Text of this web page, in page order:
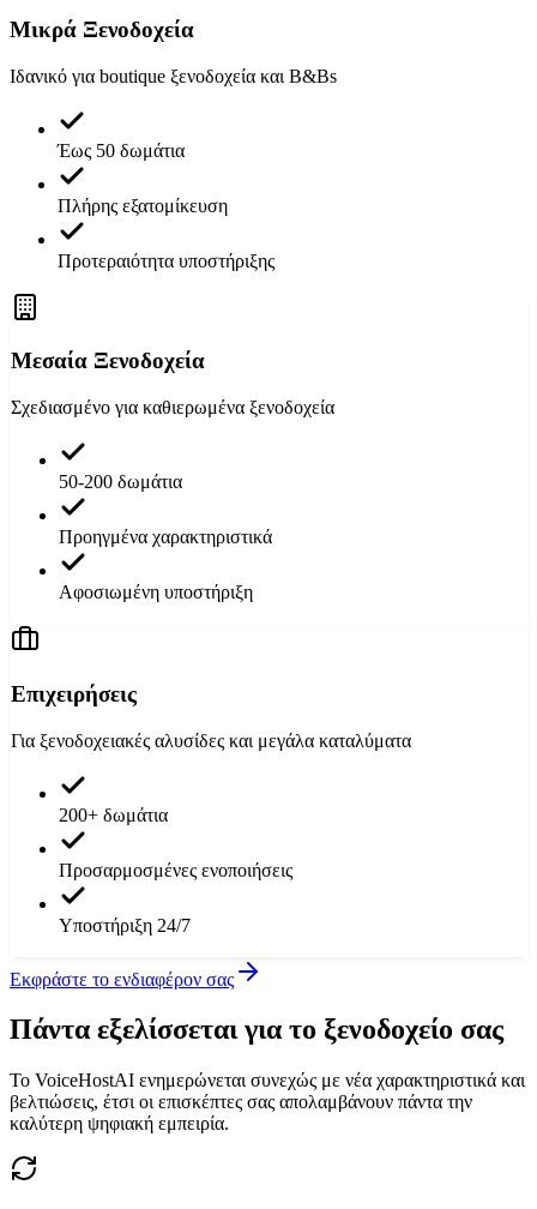
Μικρά Ξενοδοχεία
Ιδανικό για boutique ξενοδοχεία και B&Bs
Έως 50 δωμάτια
Πλήρης εξατομίκευση
Προτεραιότητα υποστήριξης
Μεσαία Ξενοδοχεία
Σχεδιασμένο για καθιερωμένα ξενοδοχεία
50-200 δωμάτια
Προηγμένα χαρακτηριστικά
Αφοσιωμένη υποστήριξη
Επιχειρήσεις
Για ξενοδοχειακές αλυσίδες και μεγάλα καταλύματα
200+ δωμάτια
Προσαρμοσμένες ενοποιήσεις
Υποστήριξη 24/7
Εκφράστε το ενδιαφέρον σας
Πάντα εξελίσσεται για το ξενοδοχείο σας
Το VoiceHostAI ενημερώνεται συνεχώς με νέα χαρακτηριστικά και
βελτιώσεις, έτσι οι επισκέπτες σας απολαμβάνουν πάντα την
καλύτερη ψηφιακή εμπειρία.